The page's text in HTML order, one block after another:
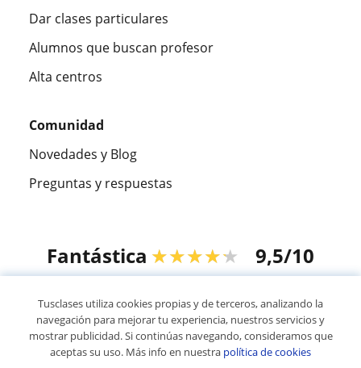
Dar clases particulares
Alumnos que buscan profesor
Alta centros
Comunidad
Novedades y Blog
Preguntas y respuestas
Fantástica ★★★★★ 9,5/10
© 2007 - 2026 Tusclases.co
Tusclases utiliza cookies propias y de terceros, analizando la
navegación para mejorar tu experiencia, nuestros servicios y
mostrar publicidad. Si continúas navegando, consideramos que
aceptas su uso. Más info en nuestra política de cookies